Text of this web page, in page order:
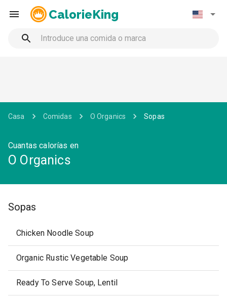
CalorieKing
Casa Comidas O Organics Sopas
Cuantas calorías en
O Organics
Sopas
Chicken Noodle Soup
Organic Rustic Vegetable Soup
Ready To Serve Soup, Lentil